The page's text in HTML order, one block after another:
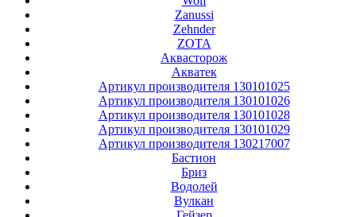
Zanussi
Zehnder
ZOTA
Аквасторож
Акватек
Артикул производителя 130101025
Артикул производителя 130101026
Артикул производителя 130101028
Артикул производителя 130101029
Артикул производителя 130217007
Бастион
Бриз
Водолей
Вулкан